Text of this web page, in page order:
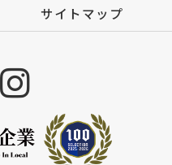
サイトマップ